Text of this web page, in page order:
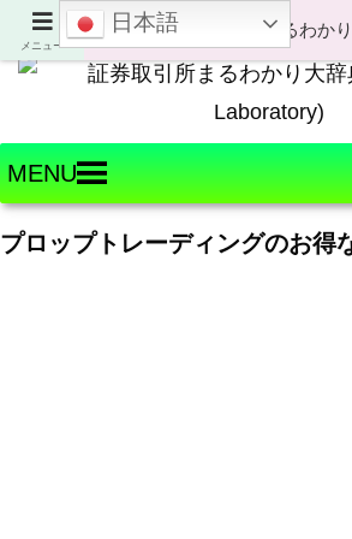
Welcome to FX・CFD
MENU
プロップトレーディングのお得
メニュー
日本語